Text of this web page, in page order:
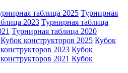
таблица 2025 Турнирная
2023 Турнирная таблица
Турнирная таблица 2020
Кубок конструкторов 2025 Кубок
2023 Кубок
2021 Кубок